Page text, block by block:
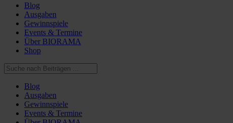
Blog
Ausgaben
Gewinnspiele
Events & Termine
Über BIORAMA
Shop
Blog
Ausgaben
Gewinnspiele
Events & Termine